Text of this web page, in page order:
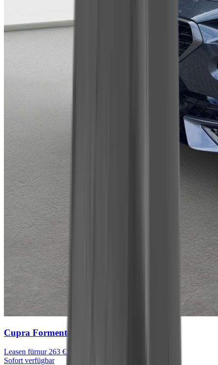
Cupra Formentor
Leasen fürnur 263 € mtl.
Sofort verfügbar